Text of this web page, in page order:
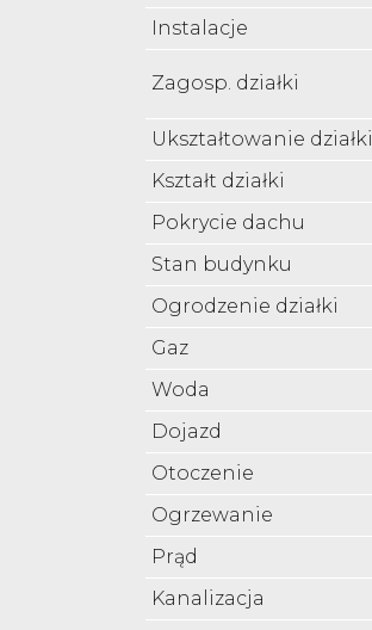
Instalacje
Zagosp. działki
Ukształtowanie działki
Kształt działki
Pokrycie dachu
Stan budynku
Ogrodzenie działki
Gaz
Woda
Dojazd
Otoczenie
Ogrzewanie
Prąd
Kanalizacja